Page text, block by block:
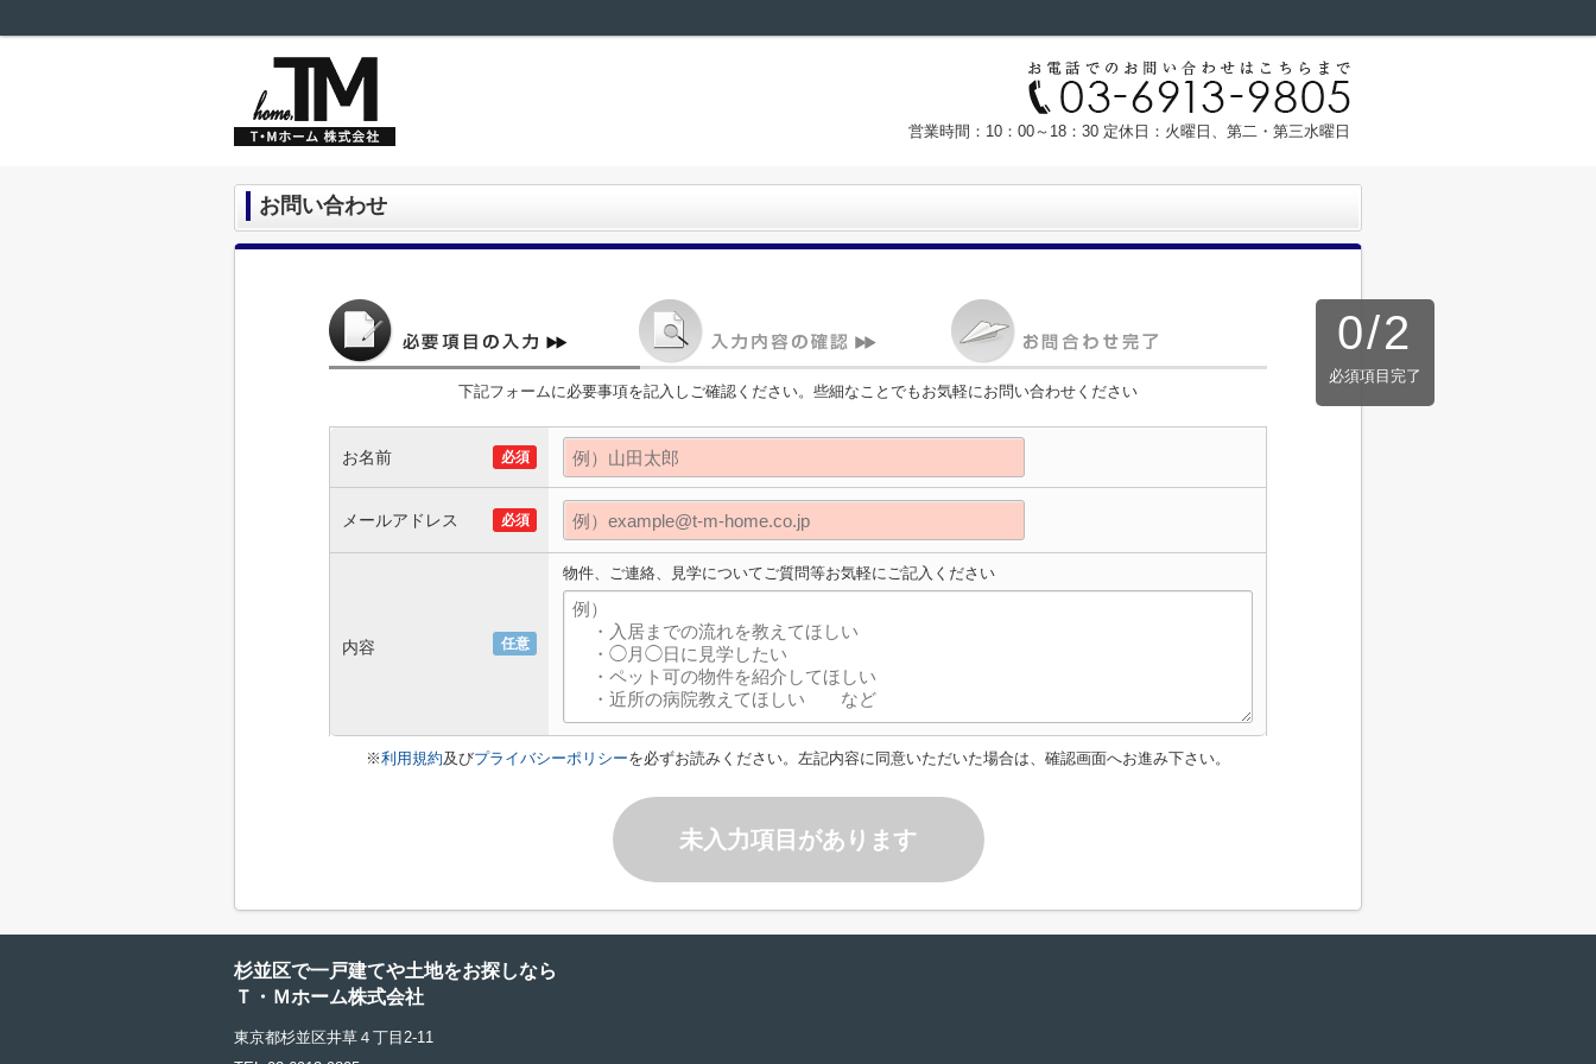
営業時間：10：00～18：30 定休日：火曜日、第二・第三水曜日
お問い合わせ
0/2
必須項目完了
下記フォームに必要事項を記入しご確認ください。些細なことでもお気軽にお問い合わせください
お名前 必須
メールアドレス 必須
内容 任意
物件、ご連絡、見学についてご質問等お気軽にご記入ください
※利用規約及びプライバシーポリシーを必ずお読みください。左記内容に同意いただいた場合は、確認画面へお進み下さい。
未入力項目があります
杉並区で一戸建てや土地をお探しなら
Ｔ・Ｍホーム株式会社
東京都杉並区井草４丁目2-11